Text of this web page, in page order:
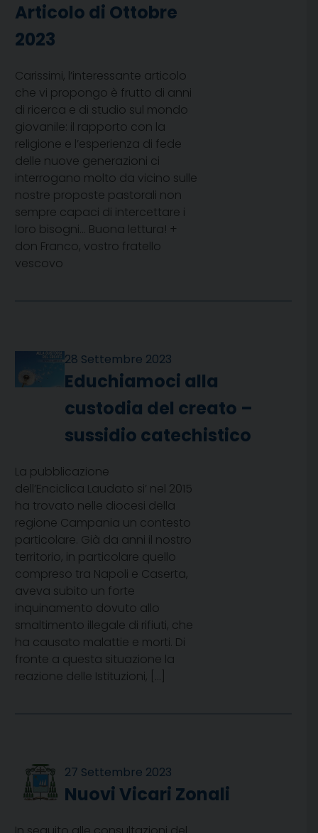
Articolo di Ottobre
2023
Carissimi, l’interessante articolo
che vi propongo è frutto di anni
di ricerca e di studio sul mondo
giovanile: il rapporto con la
religione e l’esperienza di fede
delle nuove generazioni ci
interrogano molto da vicino sulle
nostre proposte pastorali non
sempre capaci di intercettare i
loro bisogni… Buona lettura! +
don Franco, vostro fratello
vescovo
28 Settembre 2023
Educhiamoci alla
custodia del creato –
sussidio catechistico
La pubblicazione
dell’Enciclica Laudato si’ nel 2015
ha trovato nelle diocesi della
regione Campania un contesto
particolare. Già da anni il nostro
territorio, in particolare quello
compreso tra Napoli e Caserta,
aveva subito un forte
inquinamento dovuto allo
smaltimento illegale di rifiuti, che
ha causato malattie e morti. Di
fronte a questa situazione la
reazione delle Istituzioni, […]
27 Settembre 2023
Nuovi Vicari Zonali